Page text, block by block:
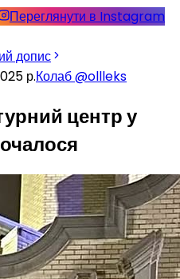
Переглянути в Instagram
допис
р.Колаб@ollleks
центр у